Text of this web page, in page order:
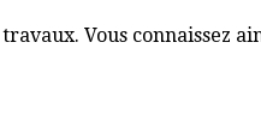
Vous connaissez